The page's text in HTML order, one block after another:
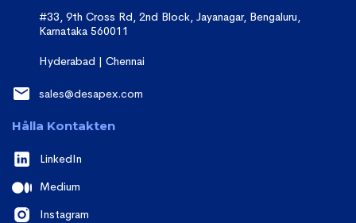
#33, 9th Cross Rd, 2nd Block, Jayanagar, Bengaluru,
Karnataka 560011
Hyderabad | Chennai
sales@desapex.com
Hålla Kontakten
LinkedIn
Medium
Instagram